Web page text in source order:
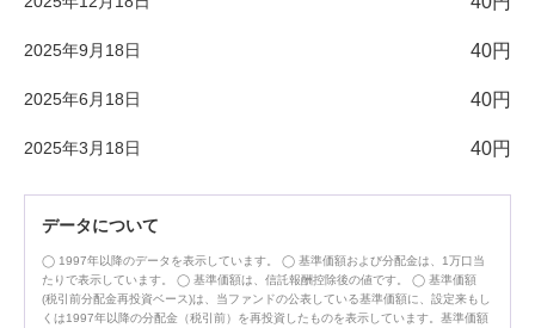
2025年9月18日 40円
2025年6月18日 40円
2025年3月18日 40円
データについて
1997年以降のデータを表示しています。
基準価額および分配金は、1万口当
たりで表示しています。
基準価額は、信託報酬控除後の値です。
基準価額
(税引前分配金再投資ベース)は、当ファンドの公表している基準価額に、設定来もし
くは1997年以降の分配金（税引前）を再投資したものを表示しています。基準価額